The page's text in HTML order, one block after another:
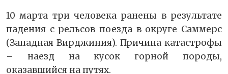
10 марта три человека ранены в результате
падения с рельсов поезда в округе Саммерс
(Западная Вирджиния). Причина катастрофы
– наезд на кусок горной породы,
оказавшийся на путях.